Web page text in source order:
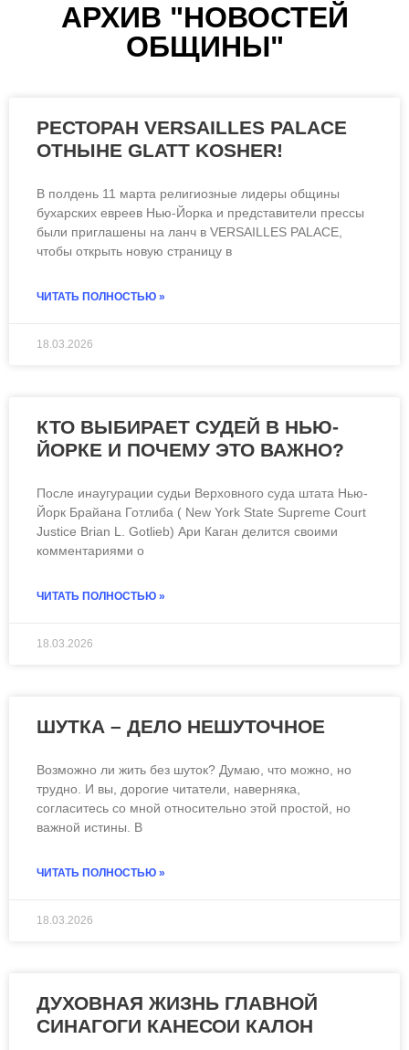
ЖИЗНЬ СИНАГОГИ
КАНЕСОИ КАЛОН
АРХИВ "НОВОСТЕЙ
ОБЩИНЫ"
РЕСТОРАН VERSAILLES PALACE
ОТНЫНЕ GLATT KOSHER!
В полдень 11 марта религиозные лидеры общины
бухарских евреев Нью-Йорка и представители прессы
были приглашены на ланч в VERSAILLES PALACE,
чтобы открыть новую страницу в
ЧИТАТЬ ПОЛНОСТЬЮ »
18.03.2026
КТО ВЫБИРАЕТ СУДЕЙ В НЬЮ-
ЙОРКЕ И ПОЧЕМУ ЭТО ВАЖНО?
После инаугурации судьи Верховного суда штата Нью-
Йорк Брайана Готлиба ( New York State Supreme Court
Justice Brian L. Gotlieb) Ари Каган делится своими
комментариями о
ЧИТАТЬ ПОЛНОСТЬЮ »
18.03.2026
ШУТКА – ДЕЛО НЕШУТОЧНОЕ
Возможно ли жить без шуток? Думаю, что можно, но
трудно. И вы, дорогие читатели, наверняка,
согласитесь со мной относительно этой простой, но
важной истины. В
ЧИТАТЬ ПОЛНОСТЬЮ »
18.03.2026
ДУХОВНАЯ ЖИЗНЬ ГЛАВНОЙ
СИНАГОГИ КАНЕСОИ КАЛОН